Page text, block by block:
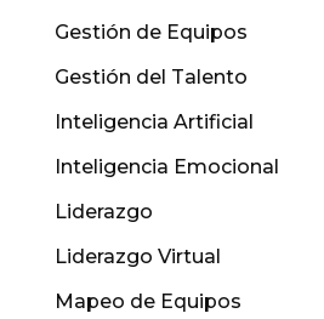
Gestión de Equipos
Gestión del Talento
Inteligencia Artificial
Inteligencia Emocional
Liderazgo
Liderazgo Virtual
Mapeo de Equipos